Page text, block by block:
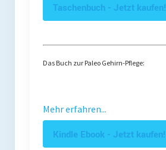
Taschenbuch - Jetzt kaufen!
Das Buch zur Paleo Gehirn-Pflege:
Mehr erfahren...
Kindle Ebook - Jetzt kaufen!